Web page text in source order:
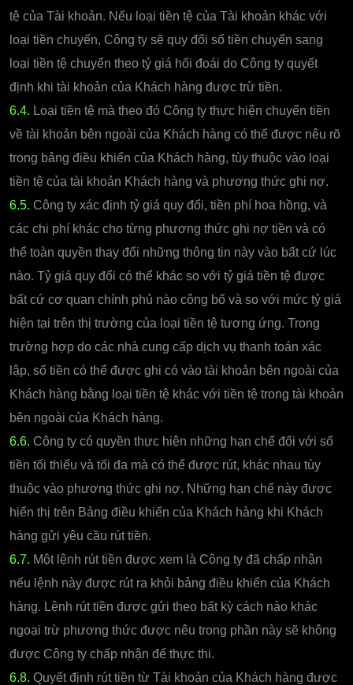
tệ của Tài khoản. Nếu loại tiền tệ của Tài khoản khác với
loại tiền chuyển, Công ty sẽ quy đổi số tiền chuyển sang
loại tiền tệ chuyển theo tỷ giá hối đoái do Công ty quyết
định khi tài khoản của Khách hàng được trừ tiền.
6.4. Loại tiền tệ mà theo đó Công ty thực hiện chuyển tiền
về tài khoản bên ngoài của Khách hàng có thể được nêu rõ
trong bảng điều khiển của Khách hàng, tùy thuộc vào loại
tiền tệ của tài khoản Khách hàng và phương thức ghi nợ.
6.5. Công ty xác định tỷ giá quy đổi, tiền phí hoa hồng, và
các chi phí khác cho từng phương thức ghi nợ tiền và có
thể toàn quyền thay đổi những thông tin này vào bất cứ lúc
nào. Tỷ giá quy đổi có thể khác so với tỷ giá tiền tệ được
bất cứ cơ quan chính phủ nào công bố và so với mức tỷ giá
hiện tại trên thị trường của loại tiền tệ tương ứng. Trong
trường hợp do các nhà cung cấp dịch vụ thanh toán xác
lập, số tiền có thể được ghi có vào tài khoản bên ngoài của
Khách hàng bằng loại tiền tệ khác với tiền tệ trong tài khoản
bên ngoài của Khách hàng.
6.6. Công ty có quyền thực hiện những hạn chế đối với số
tiền tối thiểu và tối đa mà có thể được rút, khác nhau tùy
thuộc vào phương thức ghi nợ. Những hạn chế này được
hiển thị trên Bảng điều khiển của Khách hàng khi Khách
hàng gửi yêu cầu rút tiền.
6.7. Một lệnh rút tiền được xem là Công ty đã chấp nhận
nếu lệnh này được rút ra khỏi bảng điều khiển của Khách
hàng. Lệnh rút tiền được gửi theo bất kỳ cách nào khác
ngoại trừ phương thức được nêu trong phần này sẽ không
được Công ty chấp nhận để thực thi.
6.8. Quyết định rút tiền từ Tài khoản của Khách hàng được